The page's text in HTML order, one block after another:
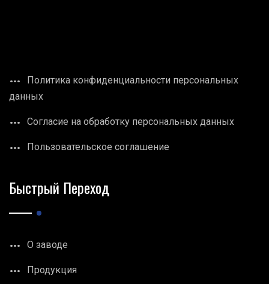
Политика конфиденциальности персональных
данных
Согласие на обработку персональных данных
Пользовательское соглашение
Быстрый Переход
О заводе
Продукция